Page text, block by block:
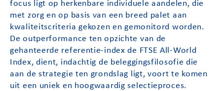
focus ligt op herkenbare individuele aandelen, die
met zorg en op basis van een breed palet aan
kwaliteitscriteria gekozen en gemonitord worden.
De outperformance ten opzichte van de
gehanteerde referentie-index de FTSE All-World
Index, dient, indachtig de beleggingsfilosofie die
aan de strategie ten grondslag ligt, voort te komen
uit een uniek en hoogwaardig selectieproces.